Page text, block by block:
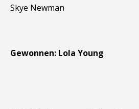
Skye Newman
Gewonnen: Lola Young